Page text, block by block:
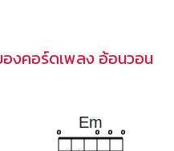
งคอร์ดเพลง อ้อนวอน
Em
o o o o